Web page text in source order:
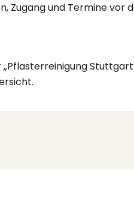
und Termine vor